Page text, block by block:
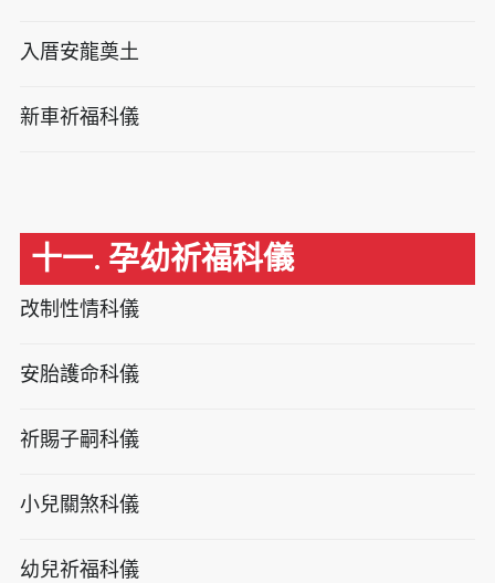
入厝安龍奠土
新車祈福科儀
十一. 孕幼祈福科儀
改制性情科儀
安胎護命科儀
祈賜子嗣科儀
小兒關煞科儀
幼兒祈福科儀